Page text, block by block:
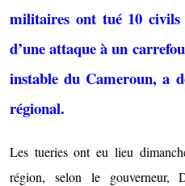
militaires ont tué 10
d’une attaque à un
instable du Cameroun, a
régional.
Les tueries ont eu lieu
région, selon le gouverneur,